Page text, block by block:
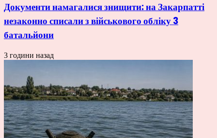
Документи намагалися знищити: на Закарпатті
незаконно списали з військового обліку 3
батальйони
3 години назад